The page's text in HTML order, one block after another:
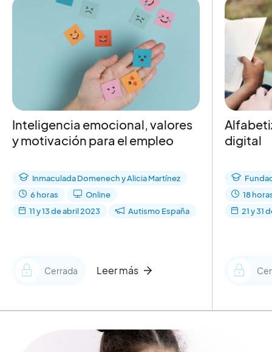
Inteligencia emocional, valores
y motivación para el empleo
Inmaculada Domenech y Alicia Martínez
6 horas
Online
11 y 13 de abril 2023
Autismo España
Cerrada Leer más
digital
18
21 y 31